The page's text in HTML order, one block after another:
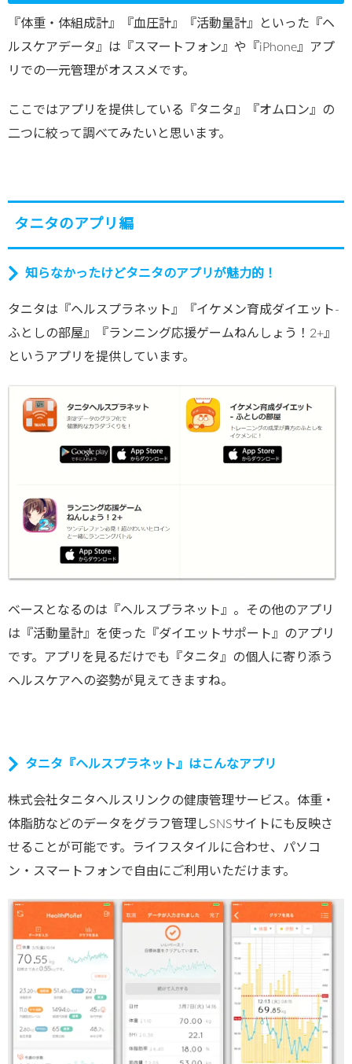
『体重・体組成計』『血圧計』『活動量計』といった『ヘ
ルスケアデータ』は『スマートフォン』や『iPhone』アプ
リでの一元管理がオススメです。
ここではアプリを提供している『タニタ』『オムロン』の
二つに絞って調べてみたいと思います。
タニタのアプリ編
知らなかったけどタニタのアプリが魅力的！
タニタは『ヘルスプラネット』『イケメン育成ダイエット-
ふとしの部屋』『ランニング応援ゲームねんしょう！2+』
というアプリを提供しています。
ベースとなるのは『ヘルスプラネット』。その他のアプリ
は『活動量計』を使った『ダイエットサポート』のアプリ
です。アプリを見るだけでも『タニタ』の個人に寄り添う
ヘルスケアへの姿勢が見えてきますね。
タニタ『ヘルスプラネット』はこんなアプリ
株式会社タニタヘルスリンクの健康管理サービス。体重・
体脂肪などのデータをグラフ管理しSNSサイトにも反映さ
せることが可能です。ライフスタイルに合わせ、パソコ
ン・スマートフォンで自由にご利用いただけます。